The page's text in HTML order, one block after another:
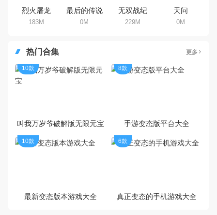
烈火屠龙
183M
最后的传说
0M
无双战纪
229M
天问
0M
热门合集 更多
叫我万岁爷破解版无限元宝
10款
手游变态版平台大全
8款
最新变态版本游戏大全
10款
真正变态的手机游戏大全
6款